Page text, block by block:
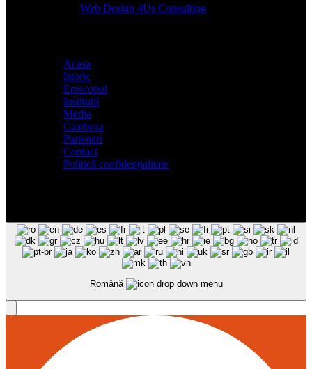
Designed byWeb Design 4Us Consulting
Acasa
Istoric
Episcopul
Institutii
Media
Cateheza
Parteneri
Contact
Politică confidențialitate
Română